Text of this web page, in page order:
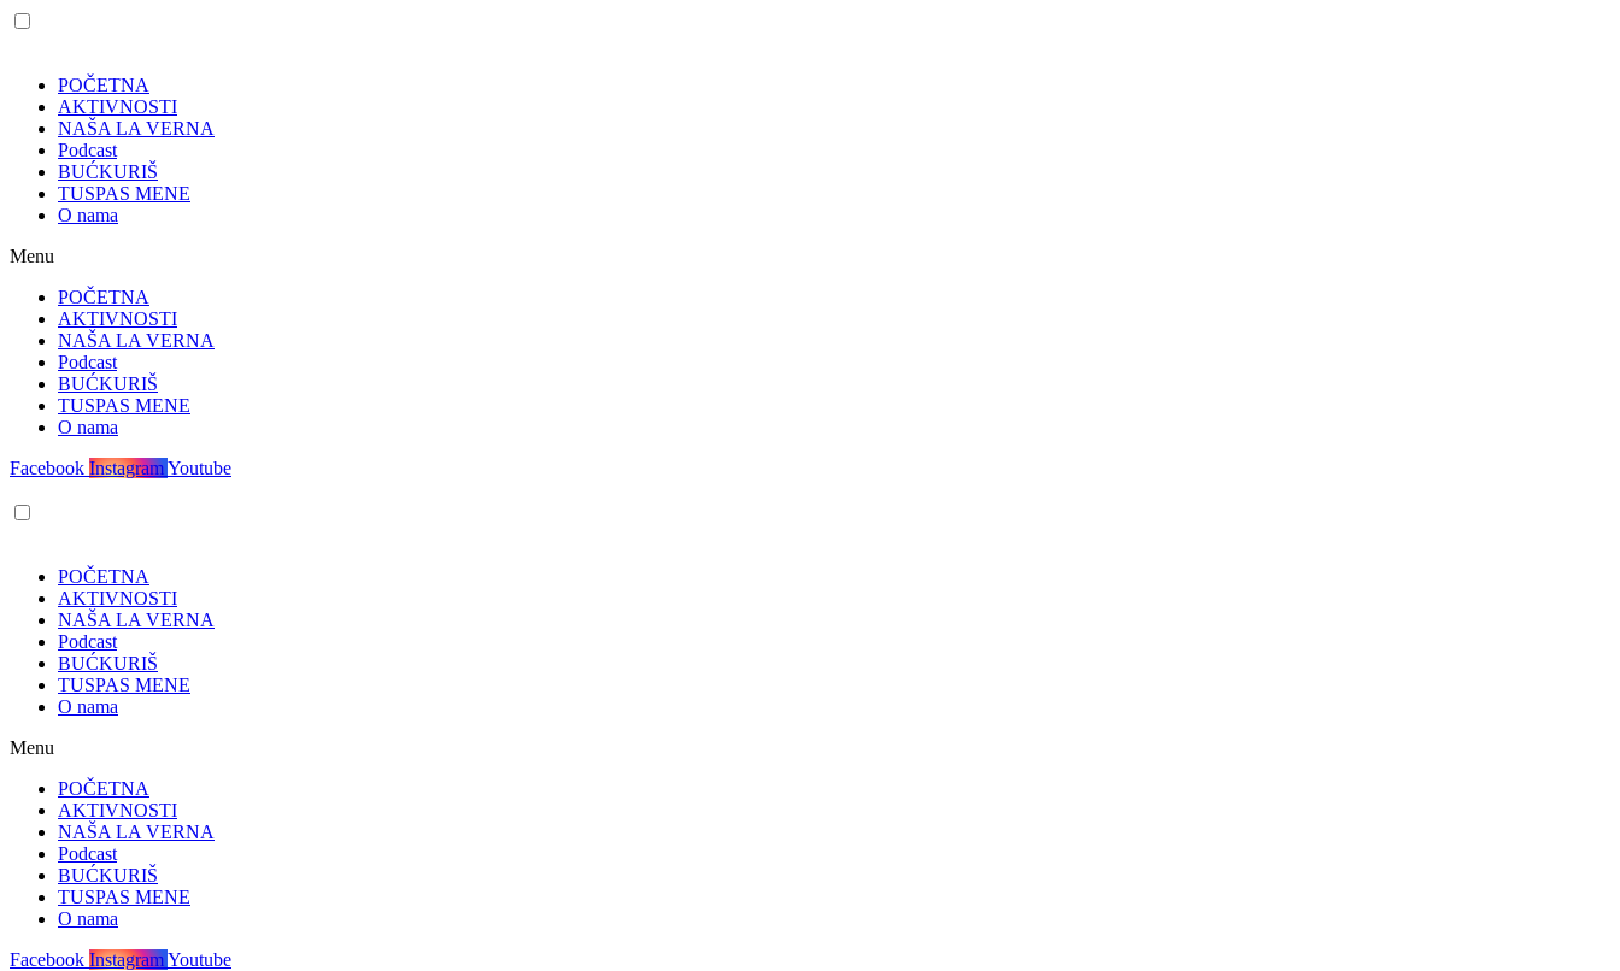
POČETNA
AKTIVNOSTI
NAŠA LA VERNA
Podcast
BUĆKURIŠ
TUSPAS MENE
O nama
Menu
POČETNA
AKTIVNOSTI
NAŠA LA VERNA
Podcast
BUĆKURIŠ
TUSPAS MENE
O nama
Facebook InstagramYoutube
POČETNA
AKTIVNOSTI
NAŠA LA VERNA
Podcast
BUĆKURIŠ
TUSPAS MENE
O nama
Menu
POČETNA
AKTIVNOSTI
NAŠA LA VERNA
Podcast
BUĆKURIŠ
TUSPAS MENE
O nama
Facebook InstagramYoutube